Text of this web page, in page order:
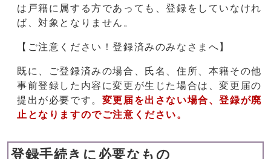
は戸籍に属する方であっても、登録をしていなけれ
ば、対象となりません。
【ご注意ください！登録済みのみなさまへ】
既に、ご登録済みの場合、氏名、住所、本籍その他
事前登録した内容に変更が生じた場合は、変更届の
提出が必要です。 変更届を出さない場合、登録が廃
止となりますのでご注意ください。
登録手続きに必要なもの